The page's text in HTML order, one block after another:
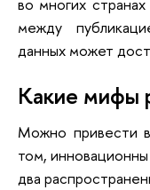
во многих
между
данных может
Какие мифы
Можно привести
том,
два